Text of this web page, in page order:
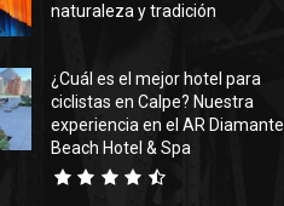
naturaleza y tradición
¿Cuál es el mejor hotel para
ciclistas en Calpe? Nuestra
experiencia en el AR Diamante
Beach Hotel & Spa